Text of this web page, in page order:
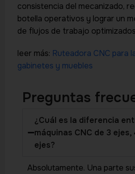
consistencia del mecanizado,
botella operativos y lograr un
de flujos de trabajo
leer más: Ruteadora CNC para
gabinetes y muebles
Preguntas
¿Cuál es la diferencia
máquinas CNC de 3 ejes,
ejes?
Absolutamente. Una parte